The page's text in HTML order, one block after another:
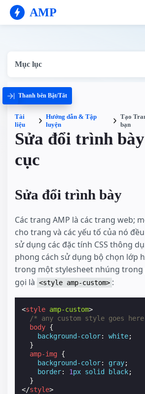
AMP
Mục lục
Thanh bên Bật/Tắt
Tài
liệu
Hướng dẫn & Tập
luyện
Tạo
bạn
Sửa đổi trình
cục
Sửa đổi trình bày
Các trang AMP là các trang web;
cho trang và các yếu tố của nó
sử dụng các đặc tính CSS thông
phong cách sử dụng bộ chọn lớp
trong một stylesheet nhúng trong
gọi là <style amp-custom> :
<style amp-custom>
/* any custom style goes
body {
background-color: white;
}
amp-img {
background-color: gray;
border: 1px solid black;
}
</style>